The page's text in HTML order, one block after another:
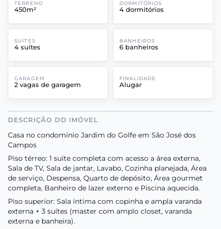
TERRENO
450m²
DORMITÓRIOS
4 dormitórios
SUÍTES
4 suítes
BANHEIROS
6 banheiros
GARAGEM
2 vagas de garagem
FINALIDADE
Alugar
DESCRIÇÃO DO IMÓVEL
Casa no condomínio Jardim do Golfe em São José dos
Campos
Piso térreo: 1 suíte completa com acesso a área externa,
Sala de TV, Sala de jantar, Lavabo, Cozinha planejada, Área
de serviço, Despensa, Quarto de depósito, Área gourmet
completa, Banheiro de lazer externo e Piscina aquecida.
Piso superior: Sala íntima com copinha e ampla varanda
externa + 3 suítes (master com amplo closet, varanda
externa e banheira).